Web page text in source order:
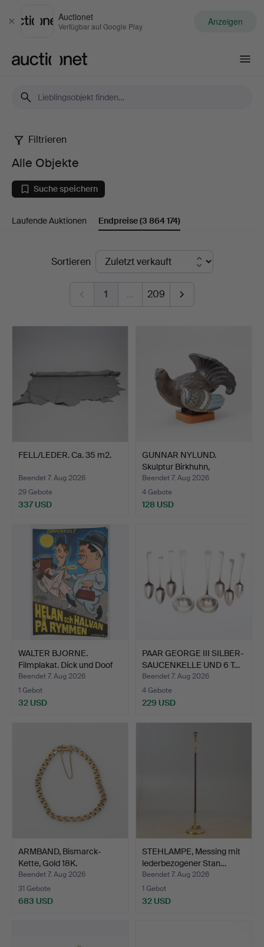
Schließen
Auctionet
Verfügbar auf Google Play Anzeigen
Alle
Objekte
Filtrieren
Alle Objekte
Suche speichern
Laufende Auktionen Endpreise(3 864 174)
EndpreiseSortieren
1 … 209
FELL/LEDER. Ca. 35 m2.
Beendet 7. Aug 2026
29 Gebote
337 USD
GUNNAR NYLUND.
Skulptur Birkhuhn,
Steinzeu…
Beendet 7. Aug 2026
4 Gebote
128 USD
WALTER BJORNE.
Filmplakat. Dick und Doof
a…
Beendet 7. Aug 2026
1 Gebot
32 USD
PAAR GEORGE III SILBER-
SAUCENKELLE UND 6 T…
Beendet 7. Aug 2026
4 Gebote
229 USD
ARMBAND, Bismarck-
Kette, Gold 18K.
Beendet 7. Aug 2026
31 Gebote
683 USD
STEHLAMPE, Messing mit
lederbezogener Stan…
Beendet 7. Aug 2026
1 Gebot
32 USD